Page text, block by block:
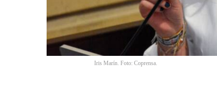
Iris Marín. Foto: Coprensa.